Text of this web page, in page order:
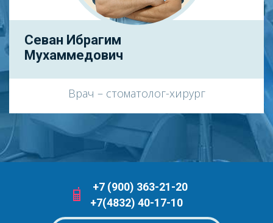
Севан Ибрагим
Мухаммедович
Врач – стоматолог-хирург
+7 (900) 363-21-20
+7(4832) 40-17-10